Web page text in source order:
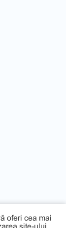
oferi cea mai
site-ului